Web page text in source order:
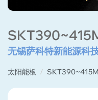
无锡萨科特新能源科
太阳能板